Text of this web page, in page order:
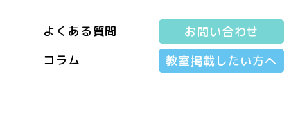
よくある質問
コラム
お問い合わせ
教室掲載したい方へ